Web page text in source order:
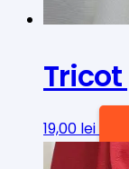
19,00 lei